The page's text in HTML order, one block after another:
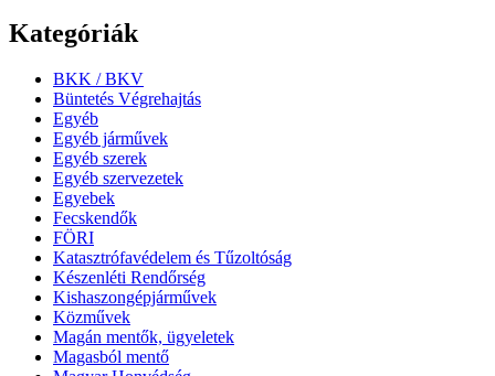
Kategóriák
BKK / BKV
Büntetés Végrehajtás
Egyéb
Egyéb járművek
Egyéb szerek
Egyéb szervezetek
Egyebek
Fecskendők
FÖRI
Katasztrófavédelem és Tűzoltóság
Készenléti Rendőrség
Kishaszongépjárművek
Közművek
Magán mentők, ügyeletek
Magasból mentő